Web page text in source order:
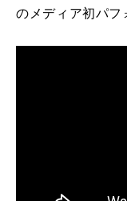
のメディア初パフ